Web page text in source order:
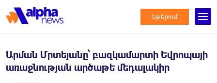
եթերում
Արման Մրտեյանը՝ բազկամարտի Եվրոպայի
առաջնության արծաթե մեդալակիր